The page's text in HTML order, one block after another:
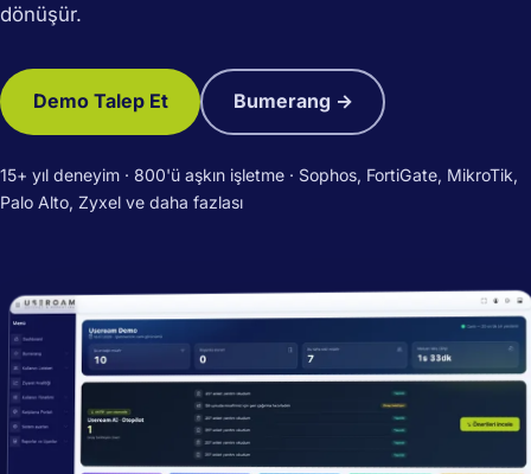
dönüşür.
Demo Talep Et Bumerang →
15+ yıl deneyim · 800'ü aşkın işletme · Sophos, FortiGate, MikroTik,
Palo Alto, Zyxel ve daha fazlası